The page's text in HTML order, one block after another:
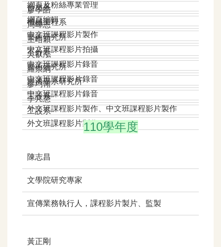
網頁及粉絲專業管理
台文系
網頁編輯
廖學皓
機械工程系
中文班課程影片製作
周暐恩
藝術研究所
中文班課程影片拍攝
王晧穎
不分系
中文班課程影片錄音
吳叡泓
藝術研究所
中文班課程影片錄音
羅崇綱
經濟學系研究所
中文班課程影片錄音
廖均翰
工設系
外文班課程影片製作、中文班課程影片製作
李芃慧
工設系
外文班課程影片製作110學年度
陳志昌
文學院研究專家
宣傳業務執行人，課程影片製片、監製
黃正剛